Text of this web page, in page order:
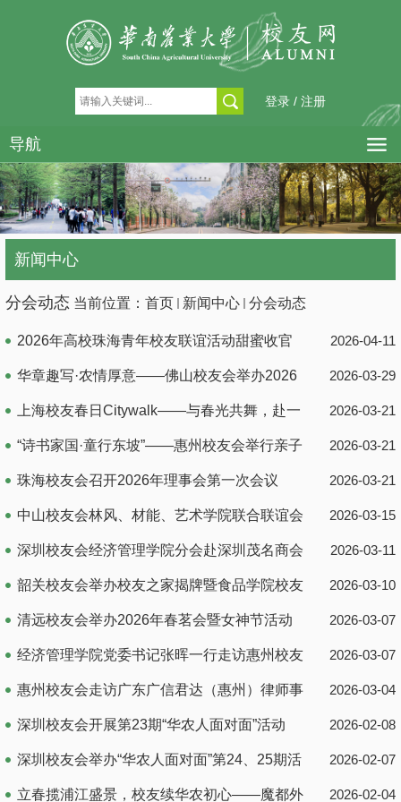
登录 / 注册
导航
新闻中心
分会动态 当前位置： 首页 新闻中心 分会动态
2026年高校珠海青年校友联谊活动甜蜜收官 2026-04-11
华章趣写·农情厚意——佛山校友会举办2026
年春茗活动
2026-03-29
上海校友春日Citywalk——与春光共舞，赴一
场青春之约
2026-03-21
“诗书家国·童行东坡”——惠州校友会举行亲子
文化研学活动
2026-03-21
珠海校友会召开2026年理事会第一次会议 2026-03-21
中山校友会林风、材能、艺术学院联合联谊会
夜钓吹筒活动圆满举行
2026-03-15
深圳校友会经济管理学院分会赴深圳茂名商会
交流活动
2026-03-11
韶关校友会举办校友之家揭牌暨食品学院校友
联谊会成立仪式
2026-03-10
清远校友会举办2026年春茗会暨女神节活动 2026-03-07
经济管理学院党委书记张晖一行走访惠州校友
会及校友企业
2026-03-07
惠州校友会走访广东广信君达（惠州）律师事
务所
2026-03-04
深圳校友会开展第23期“华农人面对面”活动 2026-02-08
深圳校友会举办“华农人面对面”第24、25期活
动
2026-02-07
立春揽浦江盛景，校友续华农初心——魔都外 2026-02-04